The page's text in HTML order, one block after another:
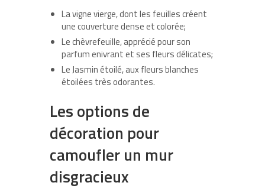
La vigne vierge, dont les feuilles créent
une couverture dense et colorée;
Le chèvrefeuille, apprécié pour son
parfum enivrant et ses fleurs délicates;
Le Jasmin étoilé, aux fleurs blanches
étoilées très odorantes.
Les options de
décoration pour
camoufler un mur
disgracieux